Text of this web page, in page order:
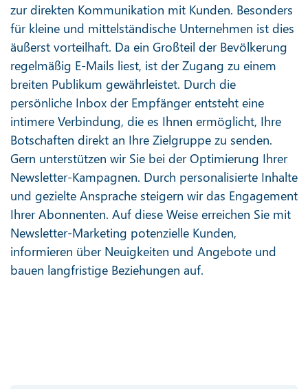
zur direkten Kommunikation mit Kunden. Besonders
für kleine und mittelständische Unternehmen ist dies
äußerst vorteilhaft. Da ein Großteil der Bevölkerung
regelmäßig E-Mails liest, ist der Zugang zu einem
breiten Publikum gewährleistet. Durch die
persönliche Inbox der Empfänger entsteht eine
intimere Verbindung, die es Ihnen ermöglicht, Ihre
Botschaften direkt an Ihre Zielgruppe zu senden.
Gern unterstützen wir Sie bei der Optimierung Ihrer
Newsletter-Kampagnen. Durch personalisierte Inhalte
und gezielte Ansprache steigern wir das Engagement
Ihrer Abonnenten. Auf diese Weise erreichen Sie mit
Newsletter-Marketing potenzielle Kunden,
informieren über Neuigkeiten und Angebote und
bauen langfristige Beziehungen auf.